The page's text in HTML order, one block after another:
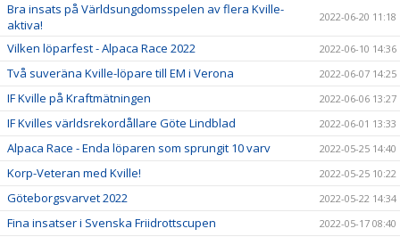
Bra insats på Världsungdomsspelen av flera Kville-
aktiva!
2022-06-20 11:18
Vilken löparfest - Alpaca Race 2022 2022-06-10 14:36
Två suveräna Kville-löpare till EM i Verona 2022-06-07 14:25
IF Kville på Kraftmätningen 2022-06-06 13:27
IF Kvilles världsrekordållare Göte Lindblad 2022-06-01 13:33
Alpaca Race - Enda löparen som sprungit 10 varv 2022-05-25 14:40
Korp-Veteran med Kville! 2022-05-25 10:22
Göteborgsvarvet 2022 2022-05-22 14:34
Fina insatser i Svenska Friidrottscupen 2022-05-17 08:40